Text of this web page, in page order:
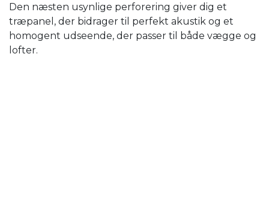
Den næsten usynlige perforering giver dig et
træpanel, der bidrager til perfekt akustik og et
homogent udseende, der passer til både vægge og
lofter.